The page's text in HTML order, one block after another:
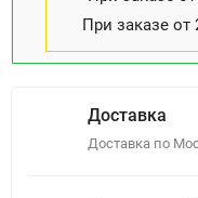
При заказе от
Доставка
Доставка по